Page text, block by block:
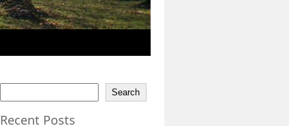
Search
Recent Posts